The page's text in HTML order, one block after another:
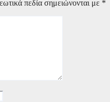
πεδία σημειώνονται με *